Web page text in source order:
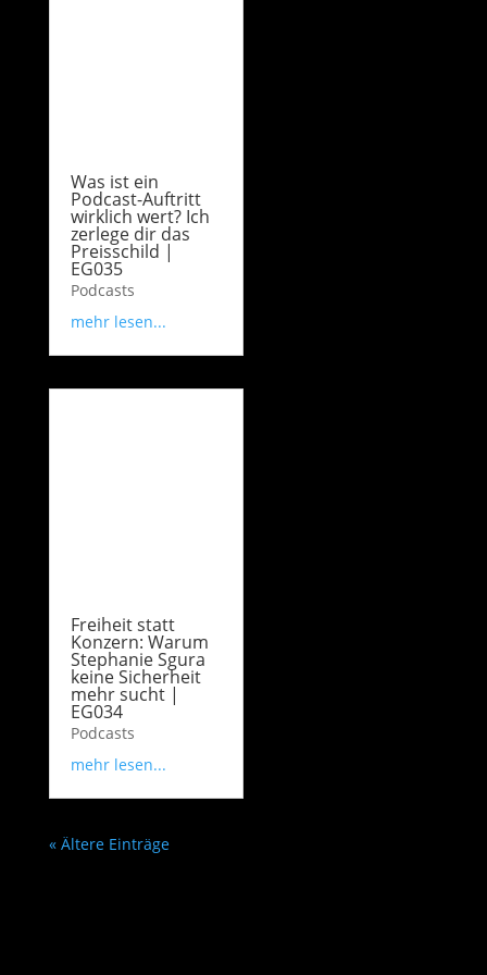
Was ist ein
Podcast-Auftritt
wirklich wert? Ich
zerlege dir das
Preisschild |
EG035
Podcasts
mehr lesen...
Freiheit statt
Konzern: Warum
Stephanie Sgura
keine Sicherheit
mehr sucht |
EG034
Podcasts
mehr lesen...
« Ältere Einträge